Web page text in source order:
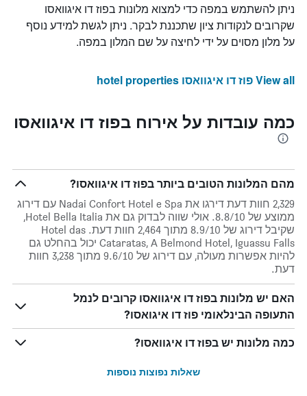
ניתן להשתמש במפה כדי למצוא מלונות בפוז דו איגוואסו
שקרובים לנקודות ציון שתכננת לבקר. ניתן לגשת למידע נוסף
על מלון מסוים על ידי לחיצה על שם המלון במפה.
View all פוז דו איגוואסו hotel properties
כמה עובדות על אירוח בפוז דו איגוואסו
מהם המלונות הטובים ביותר בפוז דו איגוואסו?
2,329 חוות דעת דירגו את Nadai Confort Hotel e Spa עם דירוג
ממוצע של 8.8/10. אולי שווה לבדוק גם את Hotel Bella Italia,
שקיבל דירוג של 8.9/10 מתוך 2,464 חוות דעת. Hotel das
Cataratas, A Belmond Hotel, Iguassu Falls יכול בהחלט גם
להיות אפשרות מעולה, עם דירוג של 9.6/10 מתוך 3,238 חוות
דעת.
האם יש מלונות בפוז דו איגוואסו קרובים לנמל
התעופה הבינלאומי פוז דו איגואסו?
כמה מלונות יש בפוז דו איגוואסו?
שאלות נפוצות נוספות